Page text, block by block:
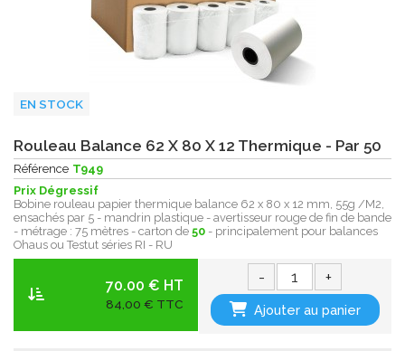
EN STOCK
Rouleau Balance 62 X 80 X 12 Thermique - Par 50
Référence T949
Prix Dégressif
Bobine rouleau papier thermique balance 62 x 80 x 12 mm, 55g /M2,
ensachés par 5 - mandrin plastique - avertisseur rouge de fin de bande
- métrage : 75 mètres - carton de 50 - principalement pour balances
Ohaus ou Testut séries RI - RU
70.00 € HT
84,00 € TTC
- +
Ajouter au panier